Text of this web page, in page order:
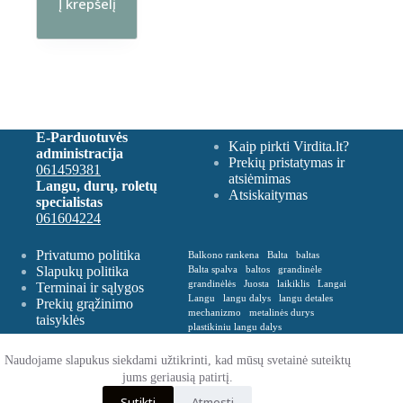
Naudojame slapukus siekdami užtikrinti, kad mūsų svetainė suteiktų
jums geriausią patirtį.
E-Parduotuvės
administracija
061459381
Langu, durų, roletų
specialistas
061604224
Kaip pirkti Virdita.lt?
Prekių pristatymas ir
atsiėmimas
Atsiskaitymas
Privatumo politika
Slapukų politika
Terminai ir sąlygos
Prekių grąžinimo
taisyklės
Balkono rankena Balta
baltas
Balta spalva
baltos
grandinėle
grandinėlės
Juosta laikiklis
Langai
Langu
langu dalys
langu detales
mechanizmo
metalinės durys
plastikiniu langu dalys
Rankena
Remontas
roletu dalys
roletų ir žaliuzių dalys
Spalva balta
VERTIKALIŲ